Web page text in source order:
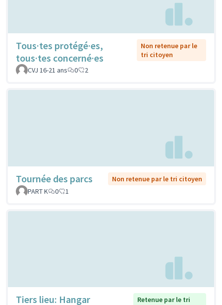
Tous·tes protégé·es,
tous·tes concerné·es
Non retenue par le
tri citoyen
CVJ 16-21 ans
0 2
Tournée des parcs
Non retenue par le tri citoyen
PART K
0 1
Tiers lieu: Hangar
Retenue par le tri